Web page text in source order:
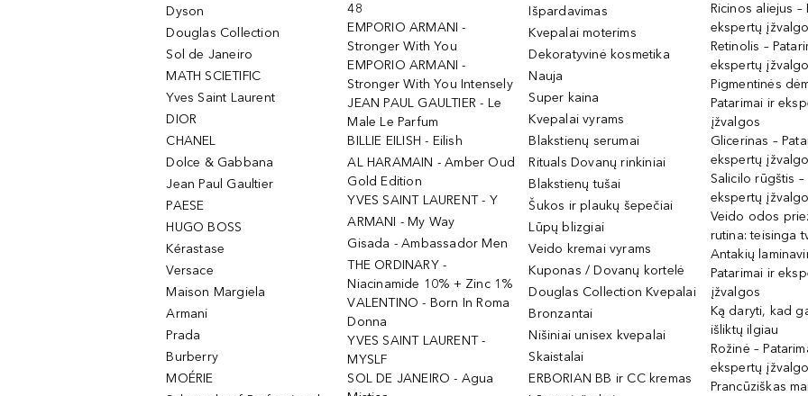
Dyson
Douglas Collection
Sol de Janeiro
MATH SCIETIFIC
Yves Saint Laurent
DIOR
CHANEL
Dolce & Gabbana
Jean Paul Gaultier
PAESE
HUGO BOSS
Kérastase
Versace
Maison Margiela
Armani
Prada
Burberry
MOÉRIE
48
EMPORIO ARMANI -
Stronger With You
EMPORIO ARMANI -
Stronger With You Intensely
JEAN PAUL GAULTIER - Le
Male Le Parfum
BILLIE EILISH - Eilish
AL HARAMAIN - Amber Oud
Gold Edition
YVES SAINT LAURENT - Y
ARMANI - My Way
Gisada - Ambassador Men
THE ORDINARY -
Niacinamide 10% + Zinc 1%
VALENTINO - Born In Roma
Donna
YVES SAINT LAURENT -
MYSLF
SOL DE JANEIRO - Agua
Išpardavimas
Kvepalai moterims
Dekoratyvinė kosmetika
Nauja
Super kaina
Kvepalai vyrams
Blakstienų serumai
Rituals Dovanų rinkiniai
Blakstienų tušai
Šukos ir plaukų šepečiai
Lūpų blizgiai
Veido kremai vyrams
Kuponas / Dovanų kortelė
Douglas Collection Kvepalai
Bronzantai
Nišiniai unisex kvepalai
Skaistalai
ERBORIAN BB ir CC kremas
Ricinos aliejus –
ekspertų
Retinolis –
ekspertų
Pigmentinės
Patarimai ir
įžvalgos
Glicerinas –
ekspertų
Salicilo rūgštis –
ekspertų
Veido odos
rutina: teisinga
Antakių
Patarimai ir
įžvalgos
Ką daryti, kad
išliktų ilgiau
Rožinė –
ekspertų
Prancūziškas